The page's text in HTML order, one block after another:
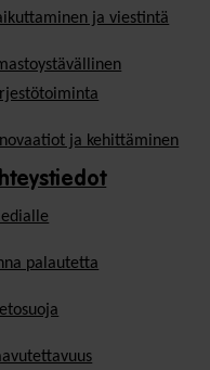
ja viestintä
ja kehittäminen
palautetta